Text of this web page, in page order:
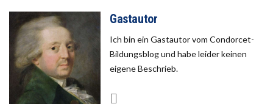
Gastautor
Ich bin ein Gastautor vom Condorcet-
Bildungsblog und habe leider keinen
eigene Beschrieb.